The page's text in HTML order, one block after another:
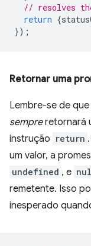
// resolves
return {
});
Retornar uma
Lembre-se de
sempreretornará
instrução return
um valor, a
undefined , e
remetente. Isso
inesperado